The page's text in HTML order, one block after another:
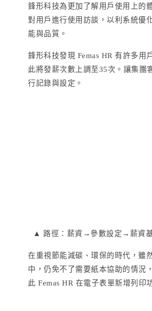
鋒形科技為更加了解用戶使用上的
對用戶進行使用訪談，以利系統優
能與品質。
鋒形科技發現 Femas HR 有許多用
此將發薪次數上調至35次。讓集團
行記錄與設定。
▲ 路徑：薪資→參數設定→薪資基
在重視節能減碳、環保的時代，雖
中，仍免不了需要紙本協助的情況
此 Femas HR 在電子表單新增列印